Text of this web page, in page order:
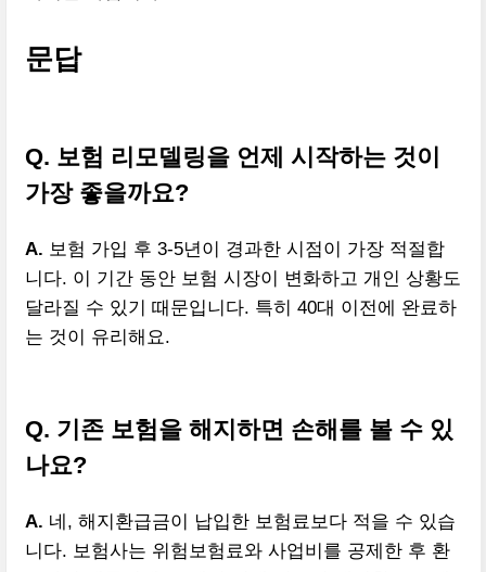
문답
Q. 보험 리모델링을 언제 시작하는 것이
가장 좋을까요?
A. 보험 가입 후 3-5년이 경과한 시점이 가장 적절합
니다. 이 기간 동안 보험 시장이 변화하고 개인 상황도
달라질 수 있기 때문입니다. 특히 40대 이전에 완료하
는 것이 유리해요.
Q. 기존 보험을 해지하면 손해를 볼 수 있
나요?
A. 네, 해지환급금이 납입한 보험료보다 적을 수 있습
니다. 보험사는 위험보험료와 사업비를 공제한 후 환